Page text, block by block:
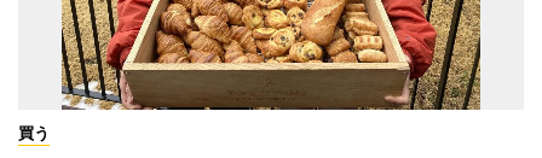
買う